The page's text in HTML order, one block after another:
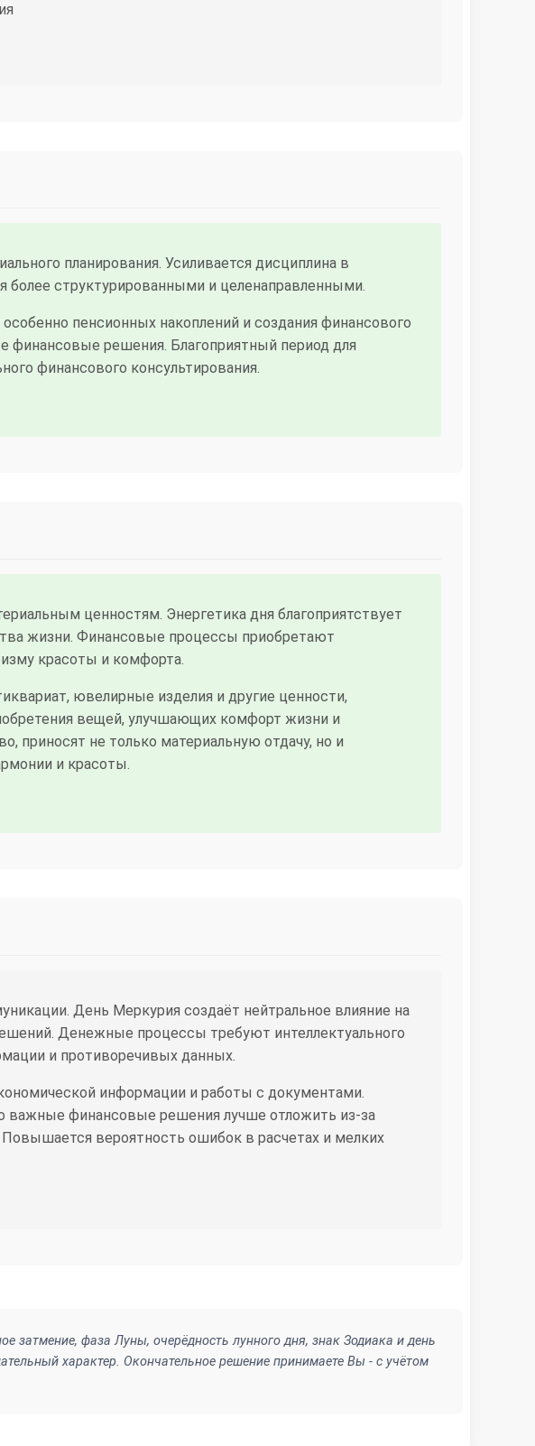
планирования. Усиливается дисциплина в
более структурированными и целенаправленными.
пенсионных накоплений и создания финансового
финансовые решения. Благоприятный период для
финансового консультирования.
ценностям. Энергетика дня благоприятствует
жизни. Финансовые процессы приобретают
красоты и комфорта.
ювелирные изделия и другие ценности,
вещей, улучшающих комфорт жизни и
приносят не только материальную отдачу, но и
и красоты.
День Меркурия создаёт нейтральное влияние на
Денежные процессы требуют интеллектуального
и противоречивых данных.
информации и работы с документами.
важные финансовые решения лучше отложить из-за
вероятность ошибок в расчетах и мелких
затмение, фаза Луны, очерёдность лунного дня, знак Зодиака и день
характер. Окончательное решение принимаете Вы - с учётом